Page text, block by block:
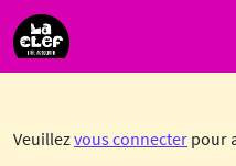
Passer au contenu
Navigation principale
Veuillezvous connecter pour